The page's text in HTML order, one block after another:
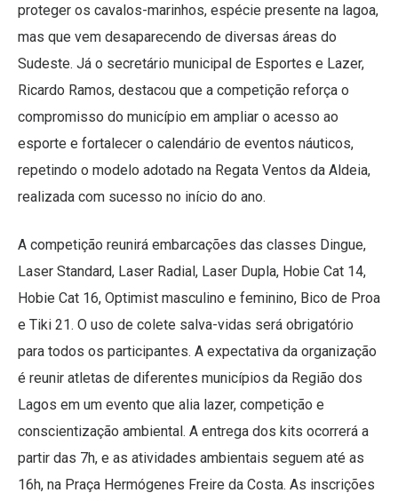
proteger os cavalos-marinhos, espécie presente na lagoa,
mas que vem desaparecendo de diversas áreas do
Sudeste. Já o secretário municipal de Esportes e Lazer,
Ricardo Ramos, destacou que a competição reforça o
compromisso do município em ampliar o acesso ao
esporte e fortalecer o calendário de eventos náuticos,
repetindo o modelo adotado na Regata Ventos da Aldeia,
realizada com sucesso no início do ano.
A competição reunirá embarcações das classes Dingue,
Laser Standard, Laser Radial, Laser Dupla, Hobie Cat 14,
Hobie Cat 16, Optimist masculino e feminino, Bico de Proa
e Tiki 21. O uso de colete salva-vidas será obrigatório
para todos os participantes. A expectativa da organização
é reunir atletas de diferentes municípios da Região dos
Lagos em um evento que alia lazer, competição e
conscientização ambiental. A entrega dos kits ocorrerá a
partir das 7h, e as atividades ambientais seguem até as
16h, na Praça Hermógenes Freire da Costa. As inscrições